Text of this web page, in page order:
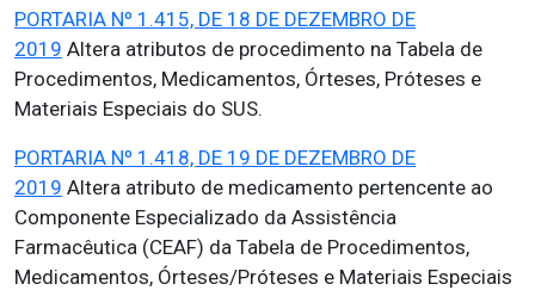
PORTARIA Nº 1.415, DE 18 DE DEZEMBRO DE
2019 Altera atributos de procedimento na Tabela de
Procedimentos, Medicamentos, Órteses, Próteses e
Materiais Especiais do SUS.
PORTARIA Nº 1.418, DE 19 DE DEZEMBRO DE
2019 Altera atributo de medicamento pertencente ao
Componente Especializado da Assistência
Farmacêutica (CEAF) da Tabela de Procedimentos,
Medicamentos, Órteses/Próteses e Materiais Especiais